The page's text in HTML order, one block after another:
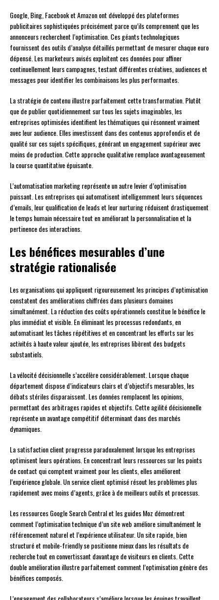
Google, Bing, Facebook et Amazon ont développé des plateformes
publicitaires sophistiquées précisément parce qu’ils comprennent que les
annonceurs recherchent l’optimisation. Ces géants technologiques
fournissent des outils d’analyse détaillés permettant de mesurer chaque euro
dépensé. Les marketeurs avisés exploitent ces données pour affiner
continuellement leurs campagnes, testant différentes créatives, audiences et
messages pour identifier les combinaisons les plus performantes.
La stratégie de contenu illustre parfaitement cette transformation. Plutôt
que de publier quotidiennement sur tous les sujets imaginables, les
entreprises optimisées identifient les thématiques qui résonnent vraiment
avec leur audience. Elles investissent dans des contenus approfondis et de
qualité sur ces sujets spécifiques, générant un engagement supérieur avec
moins de production. Cette approche qualitative remplace avantageusement
la course quantitative épuisante.
L’automatisation marketing représente un autre levier d’optimisation
puissant. Les entreprises qui automatisent intelligemment leurs séquences
d’emails, leur qualification de leads et leur nurturing réduisent drastiquement
le temps humain nécessaire tout en améliorant la personnalisation et la
pertinence des interactions.
Les bénéfices mesurables d’une
stratégie rationalisée
Les organisations qui appliquent rigoureusement les principes d’optimisation
constatent des améliorations chiffrées dans plusieurs domaines
simultanément. La réduction des coûts opérationnels constitue le bénéfice le
plus immédiat et visible. En éliminant les processus redondants, en
automatisant les tâches répétitives et en concentrant les efforts sur les
activités à haute valeur ajoutée, les entreprises libèrent des budgets
substantiels.
La vélocité décisionnelle s’accélère considérablement. Lorsque chaque
département dispose d’indicateurs clairs et d’objectifs mesurables, les
débats stériles disparaissent. Les données remplacent les opinions,
permettant des arbitrages rapides et objectifs. Cette agilité décisionnelle
représente un avantage compétitif déterminant dans des marchés
dynamiques.
La satisfaction client progresse paradoxalement lorsque les entreprises
optimisent leurs opérations. En concentrant leurs ressources sur les points
de contact qui comptent vraiment pour les clients, elles améliorent
l’expérience globale. Un service client optimisé résout les problèmes plus
rapidement avec moins d’agents, grâce à de meilleurs outils et processus.
Les ressources Google Search Central et les guides Moz démontrent
comment l’optimisation technique d’un site web améliore simultanément le
référencement naturel et l’expérience utilisateur. Un site rapide, bien
structuré et mobile-friendly se positionne mieux dans les résultats de
recherche tout en convertissant davantage de visiteurs en clients. Cette
double amélioration illustre parfaitement comment l’optimisation génère des
bénéfices composés.